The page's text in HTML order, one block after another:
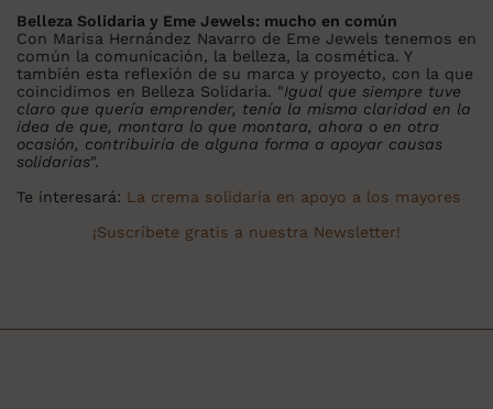
Belleza Solidaria y Eme Jewels: mucho en común
Con Marisa Hernández Navarro de Eme Jewels tenemos en
común la comunicación, la belleza, la cosmética. Y
también esta reflexión de su marca y proyecto, con la que
coincidimos en Belleza Solidaria. "Igual que siempre tuve
claro que quería emprender, tenía la misma claridad en la
idea de que, montara lo que montara, ahora o en otra
ocasión, contribuiría de alguna forma a apoyar causas
solidarias".
Te interesará: La crema solidaria en apoyo a los mayores
¡Suscríbete gratis a nuestra Newsletter!